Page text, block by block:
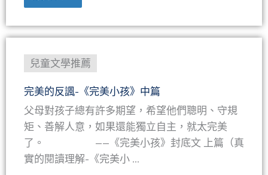
兒童文學推薦
完美的反諷-《完美小孩》中篇
父母對孩子總有許多期望，希望他們聰明、守規
矩、善解人意，如果還能獨立自主，就太完美
了。 ——《完美小孩》封底文 上篇（真
實的閱讀理解-《完美小 ...